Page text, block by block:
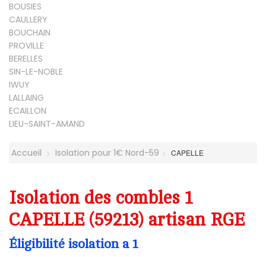
BOUSIES
CAULLERY
BOUCHAIN
PROVILLE
BERELLES
SIN-LE-NOBLE
IWUY
LALLAING
ECAILLON
LIEU-SAINT-AMAND
Accueil Isolation pour 1€ Nord-59 CAPELLE
Isolation des combles 1
CAPELLE (59213) artisan RGE
Éligibilité isolation a 1